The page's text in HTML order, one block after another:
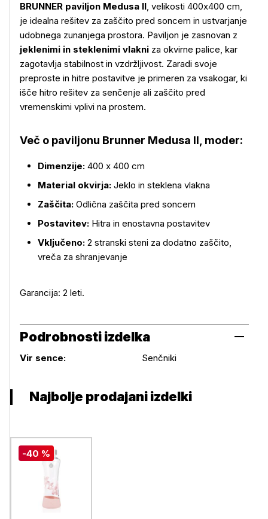
Več o izdelku
BRUNNER paviljon Medusa II, velikosti 400x400 cm,
je idealna rešitev za zaščito pred soncem in ustvarjanje
udobnega zunanjega prostora. Paviljon je zasnovan z
jeklenimi in steklenimi vlakni za okvirne palice, kar
zagotavlja stabilnost in vzdržljivost. Zaradi svoje
preproste in hitre postavitve je primeren za vsakogar, ki
išče hitro rešitev za senčenje ali zaščito pred
vremenskimi vplivi na prostem.
Več o paviljonu Brunner Medusa II, moder:
Dimenzije: 400 x 400 cm
Material okvirja: Jeklo in steklena vlakna
Zaščita: Odlična zaščita pred soncem
Postavitev: Hitra in enostavna postavitev
Vključeno: 2 stranski steni za dodatno zaščito,
vreča za shranjevanje
Garancija: 2 leti.
Podrobnosti izdelka
Podrobnosti izdelka
Vir sence: Senčniki
Najbolje prodajani izdelki
-40 %